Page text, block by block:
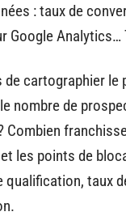
: taux de
Google
de cartographier
nombre de
Combien
les points de
qualification, taux